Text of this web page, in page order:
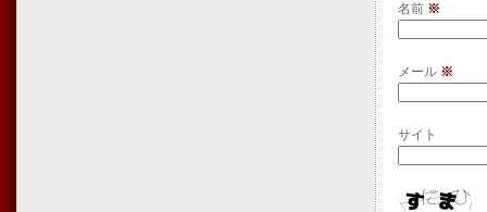
名前 ※
メール ※
サイト